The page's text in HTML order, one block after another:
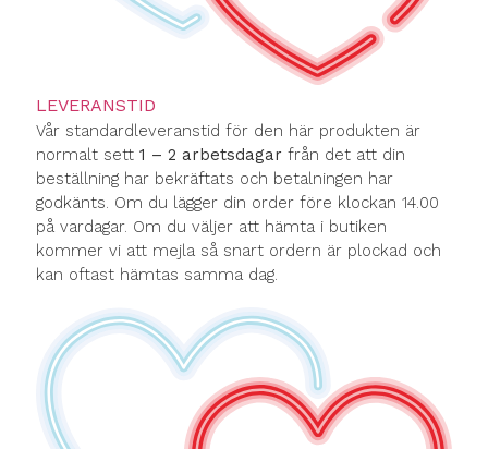
LEVERANSTID
Vår standardleveranstid för den här produkten är
normalt sett 1 – 2 arbetsdagar från det att din
beställning har bekräftats och betalningen har
godkänts. Om du lägger din order före klockan 14.00
på vardagar. Om du väljer att hämta i butiken
kommer vi att mejla så snart ordern är plockad och
kan oftast hämtas samma dag.